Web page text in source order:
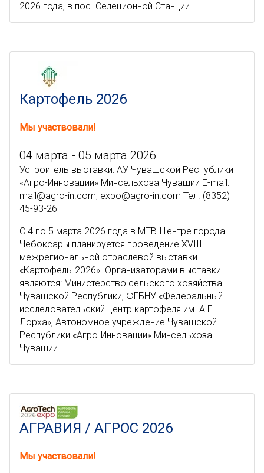
2026 года, в пос. Селеционной Станции.
Картофель 2026
Мы участвовали!
04 марта - 05 марта 2026
Устроитель выставки: АУ Чувашской Республики
«Агро-Инновации» Минсельхоза Чувашии E-mail:
mail@agro-in.com, expo@agro-in.com Тел. (8352)
45-93-26
C 4 по 5 марта 2026 года в МТВ-Центре города
Чебоксары планируется проведение XVIII
межрегиональной отраслевой выставки
«Картофель-2026». Организаторами выставки
являются: Министерство сельского хозяйства
Чувашской Республики, ФГБНУ «Федеральный
исследовательский центр картофеля им. А.Г.
Лорха», Автономное учреждение Чувашской
Республики «Агро-Инновации» Минсельхоза
Чувашии.
АГРАВИЯ / АГРОС 2026
Мы участвовали!